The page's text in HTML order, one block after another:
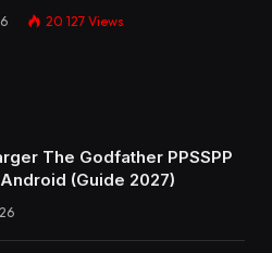
20 127 Views
The Godfather PPSSPP
(Guide 2027)